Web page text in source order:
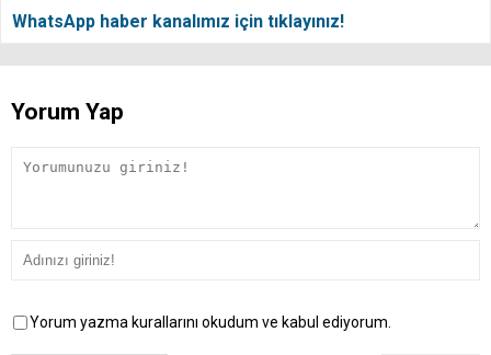
WhatsApp haber kanalımız için tıklayınız!
Yorum Yap
Yorum yazma kurallarını okudum ve kabul ediyorum.